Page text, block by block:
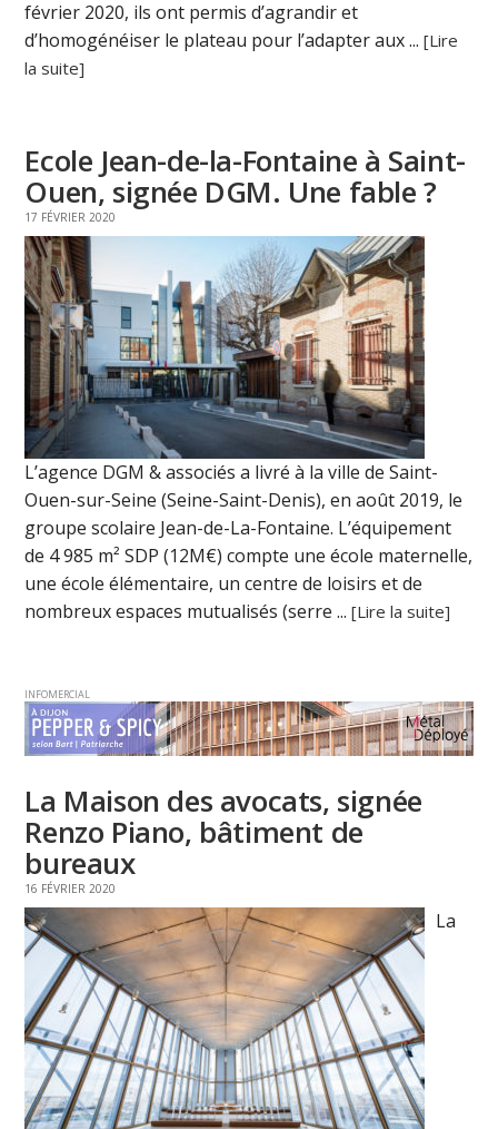
février 2020, ils ont permis d’agrandir et
d’homogénéiser le plateau pour l’adapter aux ...[Lire
la suite]
Ecole Jean-de-la-Fontaine à Saint-
Ouen, signée DGM. Une fable ?
17 FÉVRIER 2020
L’agence DGM & associés a livré à la ville de Saint-
Ouen-sur-Seine (Seine-Saint-Denis), en août 2019, le
groupe scolaire Jean-de-La-Fontaine. L’équipement
de 4 985 m² SDP (12M€) compte une école maternelle,
une école élémentaire, un centre de loisirs et de
nombreux espaces mutualisés (serre ...[Lire la suite]
INFOMERCIAL
La Maison des avocats, signée
Renzo Piano, bâtiment de
bureaux
16 FÉVRIER 2020
La